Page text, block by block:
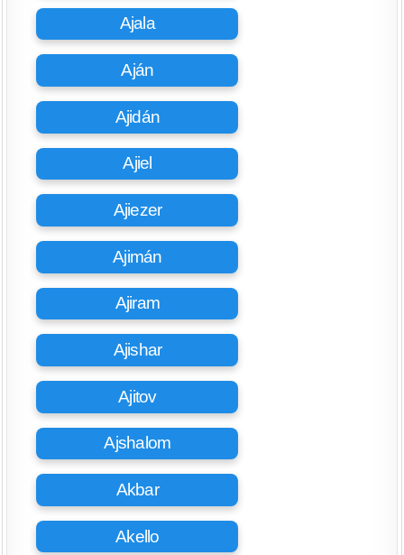
Ajala
Aján
Ajidán
Ajiel
Ajiezer
Ajimán
Ajiram
Ajishar
Ajitov
Ajshalom
Akbar
Akello